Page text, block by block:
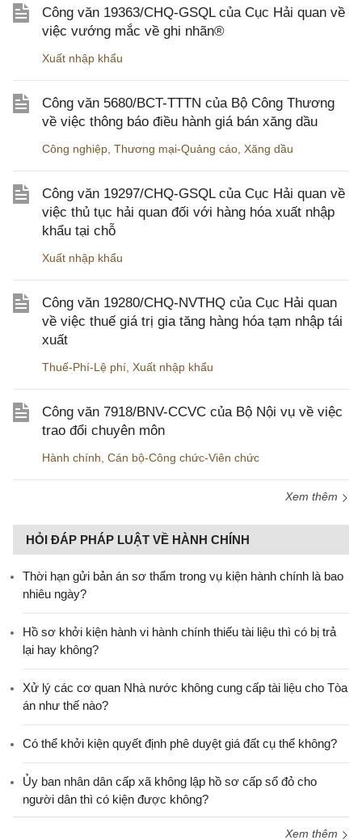
Công văn 19363/CHQ-GSQL của Cục Hải quan về
việc vướng mắc về ghi nhãn®
Xuất nhập khẩu
Công văn 5680/BCT-TTTN của Bộ Công Thương
về việc thông báo điều hành giá bán xăng dầu
Công nghiệp, Thương mại-Quảng cáo, Xăng dầu
Công văn 19297/CHQ-GSQL của Cục Hải quan về
việc thủ tục hải quan đối với hàng hóa xuất nhập
khẩu tại chỗ
Xuất nhập khẩu
Công văn 19280/CHQ-NVTHQ của Cục Hải quan
về việc thuế giá trị gia tăng hàng hóa tạm nhập tái
xuất
Thuế-Phí-Lệ phí, Xuất nhập khẩu
Công văn 7918/BNV-CCVC của Bộ Nội vụ về việc
trao đổi chuyên môn
Hành chính, Cán bộ-Công chức-Viên chức
Xem thêm
HỎI ĐÁP PHÁP LUẬT VỀ HÀNH CHÍNH
Thời hạn gửi bản án sơ thẩm trong vụ kiện hành chính là bao
nhiêu ngày?
Hồ sơ khởi kiện hành vi hành chính thiếu tài liệu thì có bị trả
lại hay không?
Xử lý các cơ quan Nhà nước không cung cấp tài liệu cho Tòa
án như thế nào?
Có thể khởi kiện quyết định phê duyệt giá đất cụ thể không?
Ủy ban nhân dân cấp xã không lập hồ sơ cấp sổ đỏ cho
người dân thì có kiện được không?
Xem thêm